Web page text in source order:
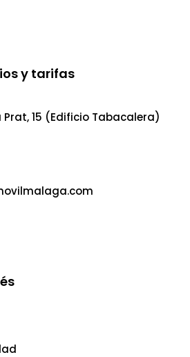
y tarifas
Prat, 15 (Edificio Tabacalera)